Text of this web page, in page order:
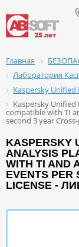
Главная
Лаборатория
Kaspersky
Kaspersky
compatible with TI
second 3 year
KASPERSKY
ANALYSIS
WITH TI AND
EVENTS PER
LICENSE -